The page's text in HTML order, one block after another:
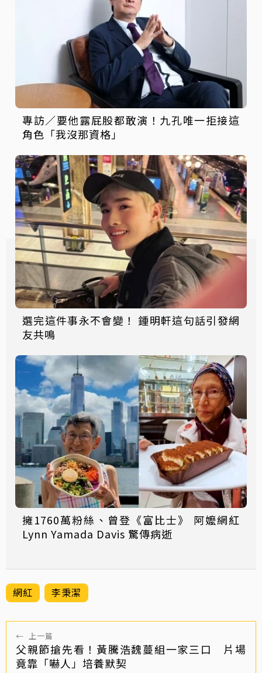
專訪／要他露屁股都敢演！九孔唯一拒接這
角色「我沒那資格」
選完這件事永不會變！ 鍾明軒這句話引發網
友共鳴
擁1760萬粉絲、曾登《富比士》 阿嬤網紅
Lynn Yamada Davis 驚傳病逝
網紅 李秉潔
← 上一篇
父親節搶先看！黃騰浩魏蔓組一家三口 片場
竟靠「嚇人」培養默契